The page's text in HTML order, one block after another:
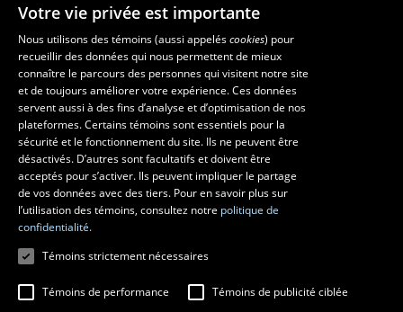
Les écoles et la recherche
École d’art
École supérieure d’aménagement du territoire et de développement
régional
École de design
Centre de recherche en aménagement et développement
Votre vie privée est importante
Nous utilisons des témoins (aussi appeléscookies) pour
recueillir des données qui nous permettent de mieux
connaître le parcours des personnes qui visitent notre site
et de toujours améliorer votre expérience. Ces données
servent aussi à des fins d’analyse et d’optimisation de nos
plateformes. Certains témoins sont essentiels pour la
sécurité et le fonctionnement du site. Ils ne peuvent être
désactivés. D’autres sont facultatifs et doivent être
acceptés pour s’activer. Ils peuvent impliquer le partage
de vos données avec des tiers. Pour en savoir plus sur
l’utilisation des témoins, consultez notre politique de
confidentialité.
Témoins strictement nécessaires
Témoins de performance Témoins de publicité ciblée